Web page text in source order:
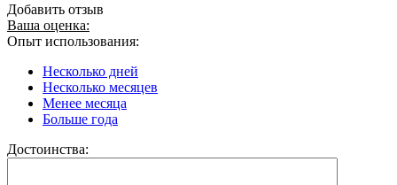
Добавить отзыв
Ваша оценка:
Опыт использования:
Несколько дней
Несколько месяцев
Менее месяца
Больше года
Достоинства: